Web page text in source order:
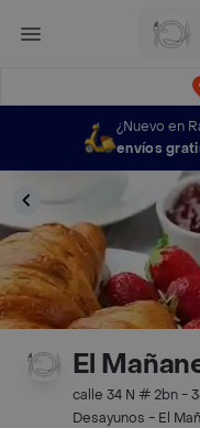
¿Nuevo en
envíos
El
calle 34 N # 2bn -
Desayunos - El